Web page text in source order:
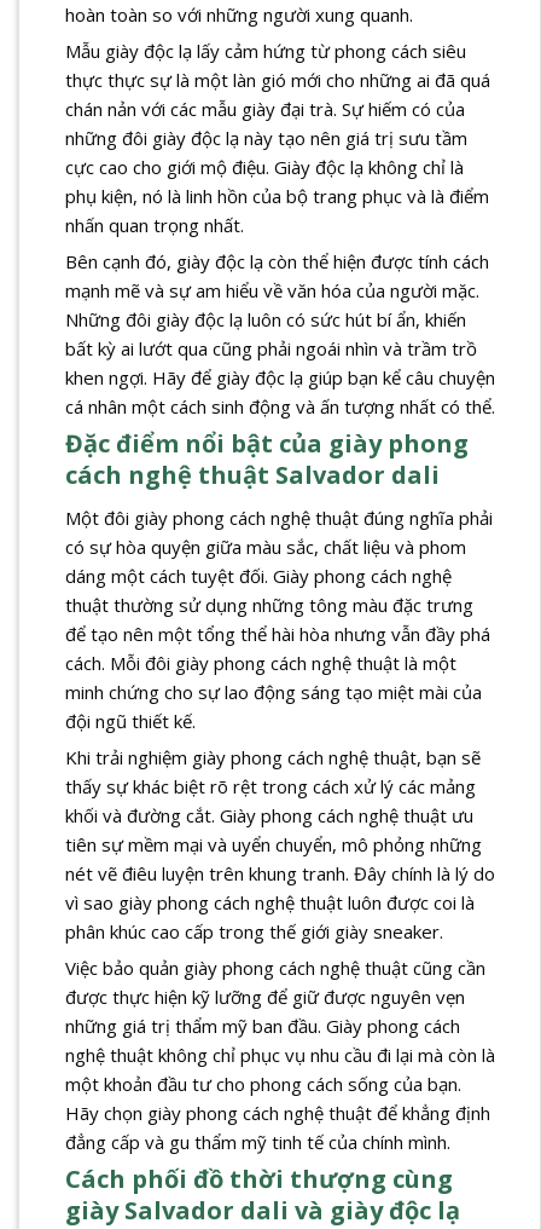
hoàn toàn so với những người xung quanh.
Mẫu giày độc lạ lấy cảm hứng từ phong cách siêu
thực thực sự là một làn gió mới cho những ai đã quá
chán nản với các mẫu giày đại trà. Sự hiếm có của
những đôi giày độc lạ này tạo nên giá trị sưu tầm
cực cao cho giới mộ điệu. Giày độc lạ không chỉ là
phụ kiện, nó là linh hồn của bộ trang phục và là điểm
nhấn quan trọng nhất.
Bên cạnh đó, giày độc lạ còn thể hiện được tính cách
mạnh mẽ và sự am hiểu về văn hóa của người mặc.
Những đôi giày độc lạ luôn có sức hút bí ẩn, khiến
bất kỳ ai lướt qua cũng phải ngoái nhìn và trầm trồ
khen ngợi. Hãy để giày độc lạ giúp bạn kể câu chuyện
cá nhân một cách sinh động và ấn tượng nhất có thể.
Đặc điểm nổi bật của giày phong
cách nghệ thuật Salvador dali
Một đôi giày phong cách nghệ thuật đúng nghĩa phải
có sự hòa quyện giữa màu sắc, chất liệu và phom
dáng một cách tuyệt đối. Giày phong cách nghệ
thuật thường sử dụng những tông màu đặc trưng
để tạo nên một tổng thể hài hòa nhưng vẫn đầy phá
cách. Mỗi đôi giày phong cách nghệ thuật là một
minh chứng cho sự lao động sáng tạo miệt mài của
đội ngũ thiết kế.
Khi trải nghiệm giày phong cách nghệ thuật, bạn sẽ
thấy sự khác biệt rõ rệt trong cách xử lý các mảng
khối và đường cắt. Giày phong cách nghệ thuật ưu
tiên sự mềm mại và uyển chuyển, mô phỏng những
nét vẽ điêu luyện trên khung tranh. Đây chính là lý do
vì sao giày phong cách nghệ thuật luôn được coi là
phân khúc cao cấp trong thế giới giày sneaker.
Việc bảo quản giày phong cách nghệ thuật cũng cần
được thực hiện kỹ lưỡng để giữ được nguyên vẹn
những giá trị thẩm mỹ ban đầu. Giày phong cách
nghệ thuật không chỉ phục vụ nhu cầu đi lại mà còn là
một khoản đầu tư cho phong cách sống của bạn.
Hãy chọn giày phong cách nghệ thuật để khẳng định
đẳng cấp và gu thẩm mỹ tinh tế của chính mình.
Cách phối đồ thời thượng cùng
giày Salvador dali và giày độc lạ